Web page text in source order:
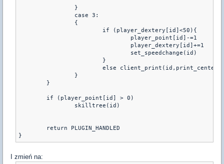
		}
		case 3:
			if (player_dextery[id]<50){
				player_point[id]-=1
				player_dextery[id]+=1
				set_speedchange(id)
			}
else
		}
	}
	if (player_point[id] > 0)
		skilltree(id)
	return PLUGIN_HANDLED
I zmień na: